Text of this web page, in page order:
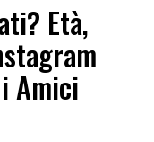
Età,
Amici